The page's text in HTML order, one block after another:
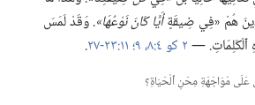
هُمْ «فِي ضِيقَةٍأَيًّا كَانَ نَوْعُهَا».‏وَقَدْ لَمَسَ
—‏٢ كو ٤:‏٨،‏ ٩؛‏ ‏.‏